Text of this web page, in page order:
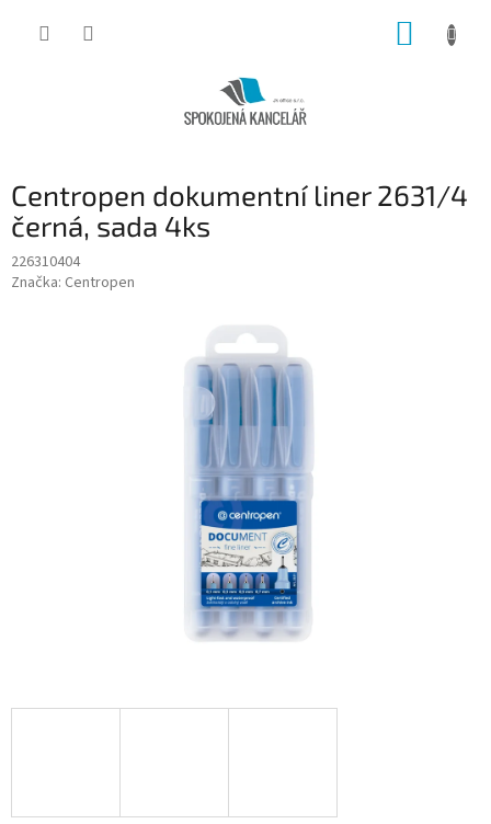
Centropen dokumentní liner 2631/4
černá, sada 4ks
226310404
Značka: Centropen